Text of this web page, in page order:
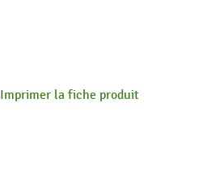
Imprimer la fiche produit